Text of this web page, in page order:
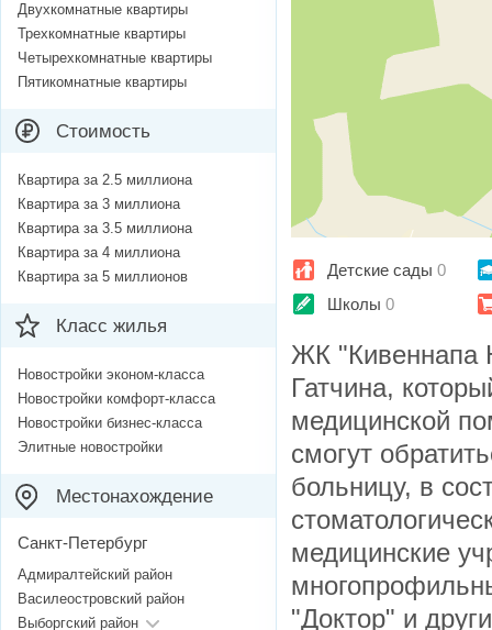
Детские сады 0
Школы 0
ЖК "Кивеннапа
Гатчина,
медицинской
смогут
больницу, в
медицинские
"Доктор" и
Двухкомнатные квартиры
Трехкомнатные квартиры
Четырехкомнатные квартиры
Пятикомнатные квартиры
Стоимость
Квартира за 2.5 миллиона
Квартира за 3 миллиона
Квартира за 3.5 миллиона
Квартира за 4 миллиона
Квартира за 5 миллионов
Класс жилья
Новостройки эконом-класса
Новостройки комфорт-класса
Новостройки бизнес-класса
Элитные новостройки
Местонахождение
Санкт-Петербург
Адмиралтейский район
Василеостровский район
Выборгский район